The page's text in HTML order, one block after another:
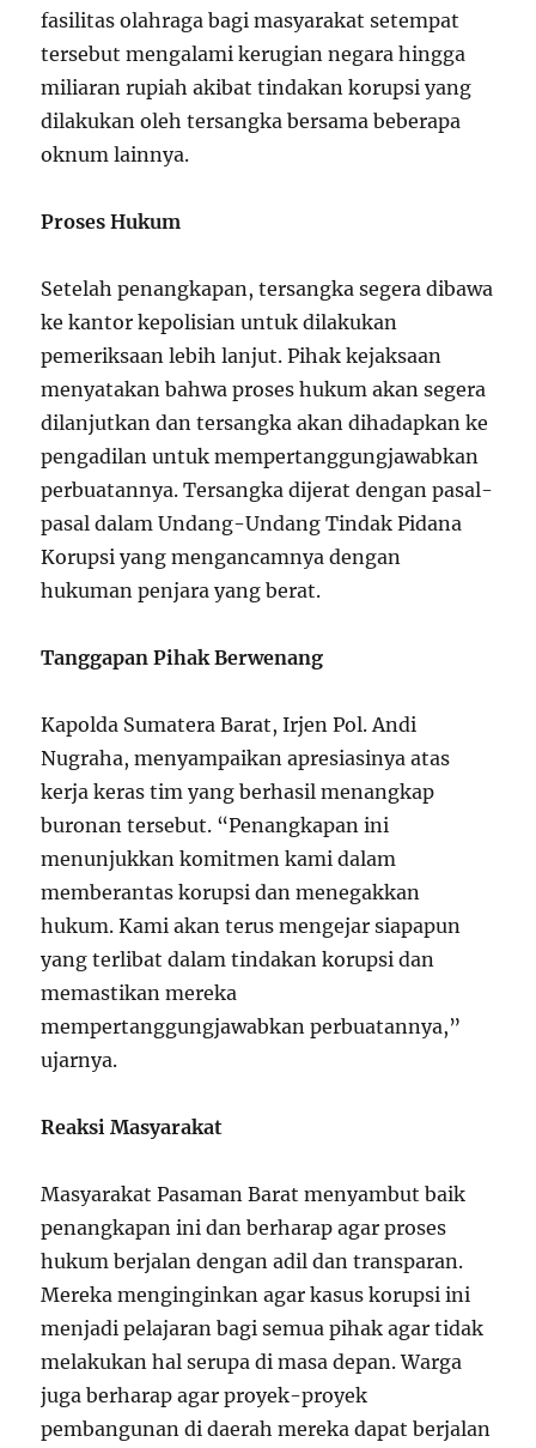
fasilitas olahraga bagi masyarakat setempat
tersebut mengalami kerugian negara hingga
miliaran rupiah akibat tindakan korupsi yang
dilakukan oleh tersangka bersama beberapa
oknum lainnya.
Proses Hukum
Setelah penangkapan, tersangka segera dibawa
ke kantor kepolisian untuk dilakukan
pemeriksaan lebih lanjut. Pihak kejaksaan
menyatakan bahwa proses hukum akan segera
dilanjutkan dan tersangka akan dihadapkan ke
pengadilan untuk mempertanggungjawabkan
perbuatannya. Tersangka dijerat dengan pasal-
pasal dalam Undang-Undang Tindak Pidana
Korupsi yang mengancamnya dengan
hukuman penjara yang berat.
Tanggapan Pihak Berwenang
Kapolda Sumatera Barat, Irjen Pol. Andi
Nugraha, menyampaikan apresiasinya atas
kerja keras tim yang berhasil menangkap
buronan tersebut. “Penangkapan ini
menunjukkan komitmen kami dalam
memberantas korupsi dan menegakkan
hukum. Kami akan terus mengejar siapapun
yang terlibat dalam tindakan korupsi dan
memastikan mereka
mempertanggungjawabkan perbuatannya,”
ujarnya.
Reaksi Masyarakat
Masyarakat Pasaman Barat menyambut baik
penangkapan ini dan berharap agar proses
hukum berjalan dengan adil dan transparan.
Mereka menginginkan agar kasus korupsi ini
menjadi pelajaran bagi semua pihak agar tidak
melakukan hal serupa di masa depan. Warga
juga berharap agar proyek-proyek
pembangunan di daerah mereka dapat berjalan